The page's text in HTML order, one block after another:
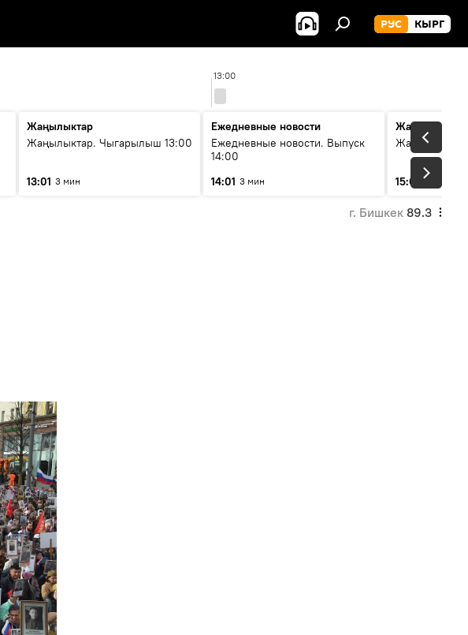
РУС КЫРГ
13:00
Жаңылыктар
Жаңылыктар. Чыгарылыш 13:00
13:01 3 мин
Ежедневные новости
Ежедневные новости. Выпуск
14:00
14:01 3 мин
Жаңылыктар
15:01 3 мин
г. Бишкек 89.3